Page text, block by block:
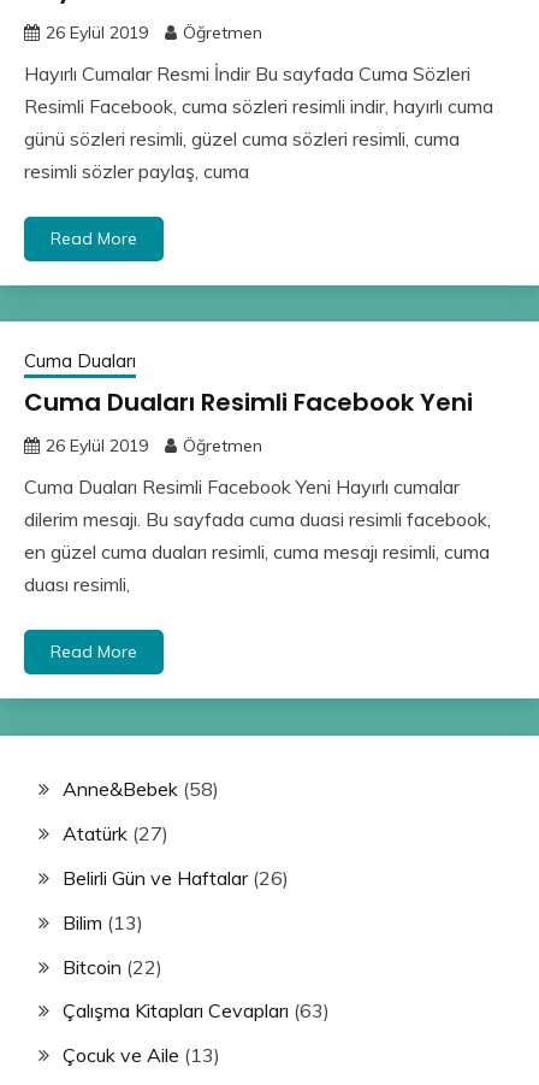
26 Eylül 2019 Öğretmen
Hayırlı Cumalar Resmi İndir Bu sayfada Cuma Sözleri
Resimli Facebook, cuma sözleri resimli indir, hayırlı cuma
günü sözleri resimli, güzel cuma sözleri resimli, cuma
resimli sözler paylaş, cuma
Read More
Cuma Duaları
Cuma Duaları Resimli Facebook Yeni
26 Eylül 2019 Öğretmen
Cuma Duaları Resimli Facebook Yeni Hayırlı cumalar
dilerim mesajı. Bu sayfada cuma duasi resimli facebook,
en güzel cuma duaları resimli, cuma mesajı resimli, cuma
duası resimli,
Read More
Anne&Bebek (58)
Atatürk (27)
Belirli Gün ve Haftalar(26)
Bilim (13)
Bitcoin (22)
Çalışma Kitapları Cevapları (63)
Çocuk ve Aile (13)